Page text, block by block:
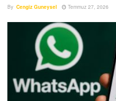
By Cengiz Guneysel Temmuz 27, 2026